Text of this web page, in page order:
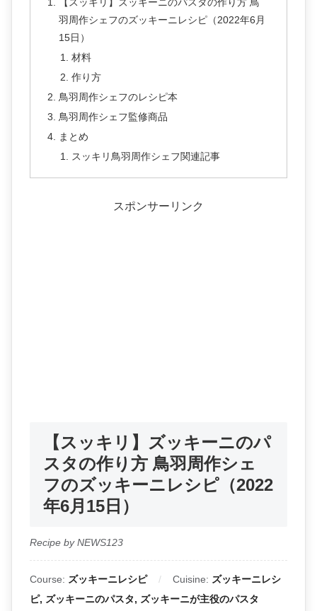
【スッキリ】ズッキーニのパスタの作り方 鳥
羽周作シェフのズッキーニレシピ（2022年6月
15日）
材料
作り方
鳥羽周作シェフのレシピ本
鳥羽周作シェフ監修商品
まとめ
スッキリ鳥羽周作シェフ関連記事
スポンサーリンク
【スッキリ】ズッキーニのパ
スタの作り方 鳥羽周作シェ
フのズッキーニレシピ（2022
年6月15日）
Recipe by NEWS123
Course: ズッキーニレシピ Cuisine: ズッキーニレシ
ピ, ズッキーニのパスタ, ズッキーニが主役のパスタ